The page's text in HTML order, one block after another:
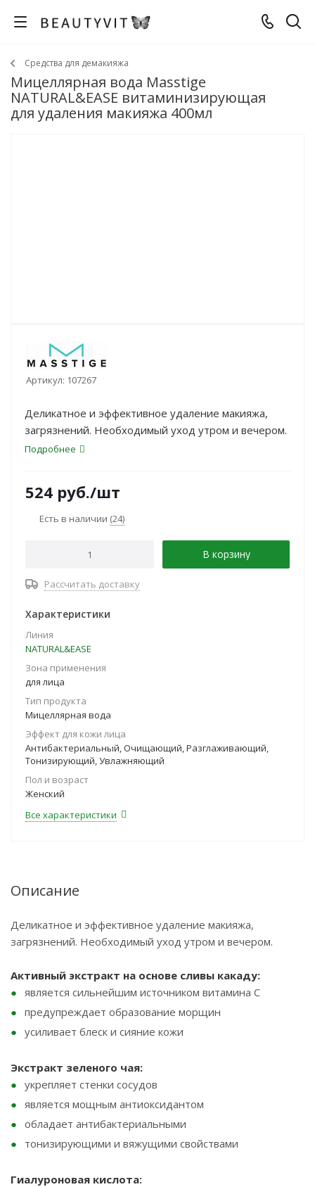
Средства для демакияжа
Мицеллярная вода Masstige
NATURAL&EASE витаминизирующая
для удаления макияжа 400мл
Артикул: 107267
Деликатное и эффективное удаление макияжа,
загрязнений. Необходимый уход утром и вечером.
Подробнее
524 руб./шт
Есть в наличии (24)
В корзину
Рассчитать доставку
Характеристики
Линия
NATURAL&EASE
Зона применения
для лица
Тип продукта
Мицеллярная вода
Эффект для кожи лица
Антибактериальный, Очищающий, Разглаживающий,
Тонизирующий, Увлажняющий
Пол и возраст
Женский
Все характеристики
Описание
Деликатное и эффективное удаление макияжа,
загрязнений. Необходимый уход утром и вечером.
Активный экстракт на основе сливы какаду:
является сильнейшим источником витамина С
предупреждает образование морщин
усиливает блеск и сияние кожи
Экстракт зеленого чая:
укрепляет стенки сосудов
является мощным антиоксидантом
обладает антибактериальными
тонизирующими и вяжущими свойствами
Гиалуроновая кислота: